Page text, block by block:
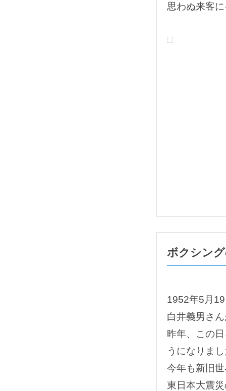
思わぬ来客
ボクシン
1952年5月
白井義男さ
昨年、この
うになりま
今年も新旧
東日本大震